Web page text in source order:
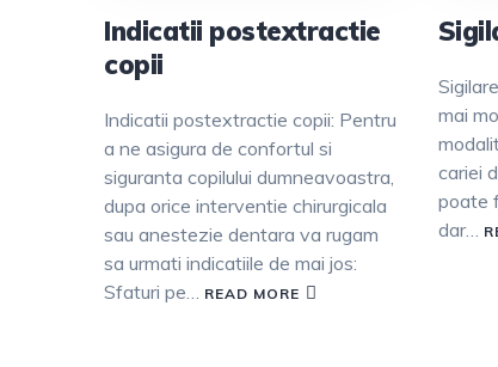
Indicatii postextractie
copii
Indicatii postextractie copii: Pentru
a ne asigura de confortul si
siguranta copilului dumneavoastra,
dupa orice interventie chirurgicala
sau anestezie dentara va rugam
sa urmati indicatiile de mai jos:
Sfaturi pe…
READ MORE
mai
cariei
poate
dar…